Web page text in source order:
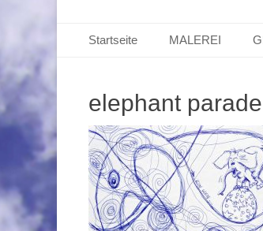
Primäres Menü
Inhalt
Startseite MALEREI
elephant